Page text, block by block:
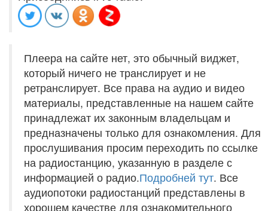
Плеера на сайте нет, это обычный виджет,
который ничего не транслирует и не
ретранслирует. Все права на аудио и видео
материалы, представленные на нашем сайте
принадлежат их законным владельцам и
предназначены только для ознакомления. Для
прослушивания просим переходить по ссылке
на радиостанцию, указанную в разделе с
информацией о радио.Подробней тут. Все
аудиопотоки радиостанций представлены в
хорошем качестве для ознакомительного